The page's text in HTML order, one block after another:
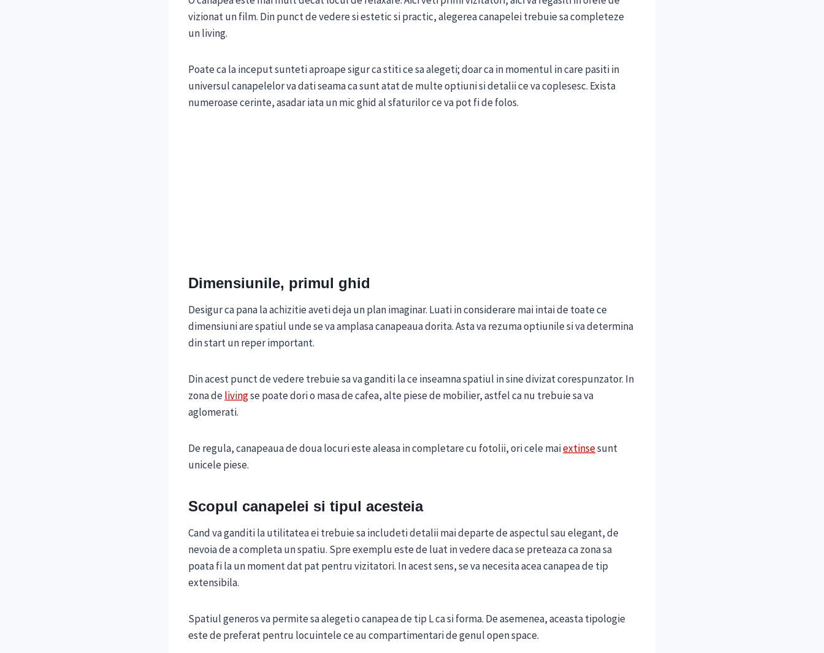
vizionat un film. Din punct de vedere si estetic si practic, alegerea canapelei trebuie sa completeze
un living.
Poate ca la inceput sunteti aproape sigur ca stiti ce sa alegeti; doar ca in momentul in care pasiti in
universul canapelelor va dati seama ca sunt atat de multe optiuni si detalii ce va coplesesc. Exista
numeroase cerinte, asadar iata un mic ghid al sfaturilor ce va pot fi de folos.
Dimensiunile, primul ghid
Desigur ca pana la achizitie aveti deja un plan imaginar. Luati in considerare mai intai de toate ce
dimensiuni are spatiul unde se va amplasa canapeaua dorita. Asta va rezuma optiunile si va determina
din start un reper important.
Din acest punct de vedere trebuie sa va ganditi la ce inseamna spatiul in sine divizat corespunzator. In
zona delivingse poate dori o masa de cafea, alte piese de mobilier, astfel ca nu trebuie sa va
aglomerati.
De regula, canapeaua de doua locuri este aleasa in completare cu fotolii, ori cele maiextinsesunt
unicele piese.
Scopul canapelei si tipul acesteia
Cand va ganditi la utilitatea ei trebuie sa includeti detalii mai departe de aspectul sau elegant, de
nevoia de a completa un spatiu. Spre exemplu este de luat in vedere daca se preteaza ca zona sa
poata fi la un moment dat pat pentru vizitatori. In acest sens, se va necesita acea canapea de tip
extensibila.
Spatiul generos va permite sa alegeti o canapea de tip L ca si forma. De asemenea, aceasta tipologie
este de preferat pentru locuintele ce au compartimentari de genul open space.